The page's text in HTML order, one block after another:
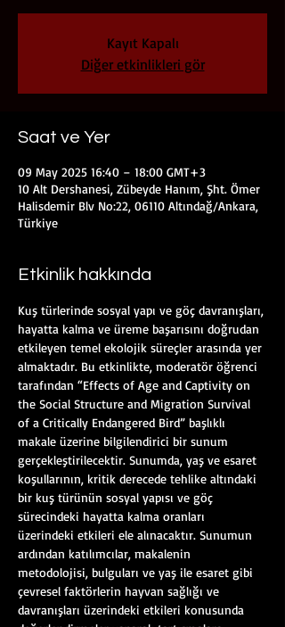
Kayıt Kapalı
Diğer etkinlikleri gör
Saat ve Yer
09 May 2025 16:40 – 18:00 GMT+3
10 Alt Dershanesi, Zübeyde Hanım, Şht. Ömer
Halisdemir Blv No:22, 06110 Altındağ/Ankara,
Türkiye
Etkinlik hakkında
Kuş türlerinde sosyal yapı ve göç davranışları,
hayatta kalma ve üreme başarısını doğrudan
etkileyen temel ekolojik süreçler arasında yer
almaktadır. Bu etkinlikte, moderatör öğrenci
tarafından “Effects of Age and Captivity on
the Social Structure and Migration Survival
of a Critically Endangered Bird” başlıklı
makale üzerine bilgilendirici bir sunum
gerçekleştirilecektir. Sunumda, yaş ve esaret
koşullarının, kritik derecede tehlike altındaki
bir kuş türünün sosyal yapısı ve göç
sürecindeki hayatta kalma oranları
üzerindeki etkileri ele alınacaktır. Sunumun
ardından katılımcılar, makalenin
metodolojisi, bulguları ve yaş ile esaret gibi
çevresel faktörlerin hayvan sağlığı ve
davranışları üzerindeki etkileri konusunda